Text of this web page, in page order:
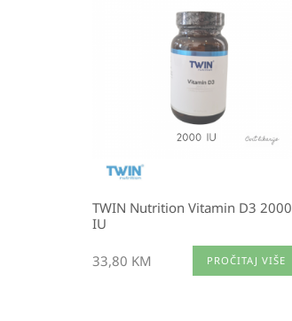
TWIN Nutrition Vitamin D3 2000
IU
33,80 KM PROČITAJ VIŠE